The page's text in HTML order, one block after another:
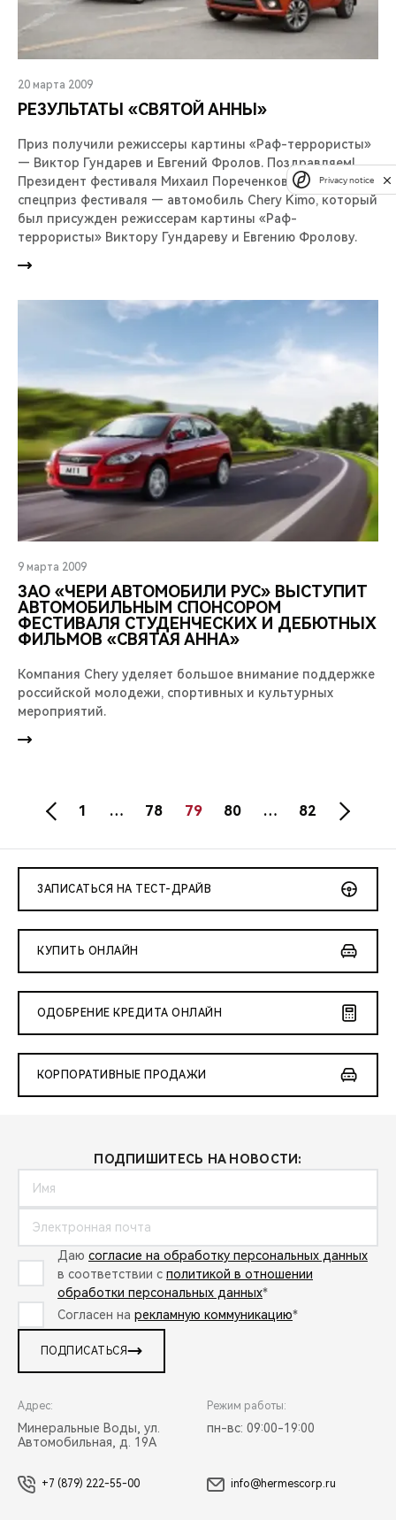
20 марта 2009
РЕЗУЛЬТАТЫ «СВЯТОЙ АННЫ»
Приз получили режиссеры картины «Раф-террористы»
— Виктор Гундарев и Евгений Фролов. Поздравляем!
Президент фестиваля Михаил Пореченков вручил
спецприз фестиваля — автомобиль Chery Kimo, который
был присужден режиссерам картины «Раф-
террористы» Виктору Гундареву и Евгению Фролову.
9 марта 2009
ЗАО «ЧЕРИ АВТОМОБИЛИ РУС» ВЫСТУПИТ
АВТОМОБИЛЬНЫМ СПОНСОРОМ
ФЕСТИВАЛЯ СТУДЕНЧЕСКИХ И ДЕБЮТНЫХ
ФИЛЬМОВ «СВЯТАЯ АННА»
Компания Chery уделяет большое внимание поддержке
российской молодежи, спортивных и культурных
мероприятий.
1 … 78 79 80 … 82
ЗАПИСАТЬСЯ НА ТЕСТ-ДРАЙВ
КУПИТЬ ОНЛАЙН
ОДОБРЕНИЕ КРЕДИТА ОНЛАЙН
КОРПОРАТИВНЫЕ ПРОДАЖИ
ПОДПИШИТЕСЬ НА НОВОСТИ:
Даю согласие на обработку персональных данных
в соответствии с политикой в отношении
обработки персональных данных*
Согласен на рекламную коммуникацию*
ПОДПИСАТЬСЯ
Адрес:
Минеральные Воды, ул.
Автомобильная, д. 19А
Режим работы:
пн-вс: 09:00-19:00
+7 (879) 222-55-00 info@hermescorp.ru
Privacy notice